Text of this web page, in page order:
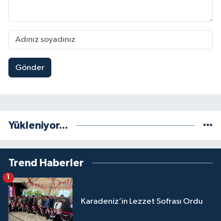
Gönder
Yükleniyor...
Trend Haberler
Karadeniz’in Lezzet Sofrası Ordu
1